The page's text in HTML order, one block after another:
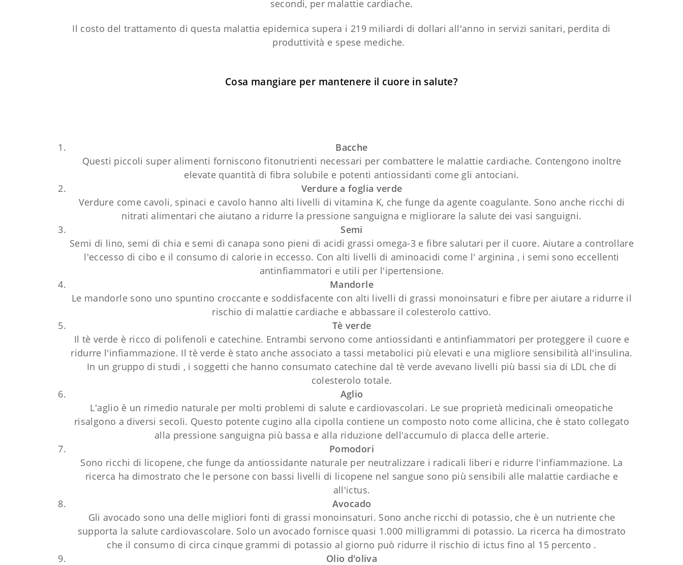
secondi, per malattie cardiache.
Il costo del trattamento di questa malattia epidemica supera i 219 miliardi di dollari all'anno in servizi sanitari, perdita di
produttività e spese mediche.
Cosa mangiare per mantenere il cuore in salute?
Bacche
Questi piccoli super alimenti forniscono fitonutrienti necessari per combattere le malattie cardiache. Contengono inoltre
elevate quantità di fibra solubile e potenti antiossidanti come gli antociani.
Verdure a foglia verde
Verdure come cavoli, spinaci e cavolo hanno alti livelli di vitamina K, che funge da agente coagulante. Sono anche ricchi di
nitrati alimentari che aiutano a ridurre la pressione sanguigna e migliorare la salute dei vasi sanguigni.
Semi
Semi di lino, semi di chia e semi di canapa sono pieni di acidi grassi omega-3 e fibre salutari per il cuore. Aiutare a controllare
l'eccesso di cibo e il consumo di calorie in eccesso. Con alti livelli di aminoacidi come l' arginina , i semi sono eccellenti
antinfiammatori e utili per l'ipertensione.
Mandorle
Le mandorle sono uno spuntino croccante e soddisfacente con alti livelli di grassi monoinsaturi e fibre per aiutare a ridurre il
rischio di malattie cardiache e abbassare il colesterolo cattivo.
Tè verde
Il tè verde è ricco di polifenoli e catechine. Entrambi servono come antiossidanti e antinfiammatori per proteggere il cuore e
ridurre l'infiammazione. Il tè verde è stato anche associato a tassi metabolici più elevati e una migliore sensibilità all'insulina.
In un gruppo di studi , i soggetti che hanno consumato catechine dal tè verde avevano livelli più bassi sia di LDL che di
colesterolo totale.
Aglio
L'aglio è un rimedio naturale per molti problemi di salute e cardiovascolari. Le sue proprietà medicinali omeopatiche
risalgono a diversi secoli. Questo potente cugino alla cipolla contiene un composto noto come allicina, che è stato collegato
alla pressione sanguigna più bassa e alla riduzione dell'accumulo di placca delle arterie.
Pomodori
Sono ricchi di licopene, che funge da antiossidante naturale per neutralizzare i radicali liberi e ridurre l'infiammazione. La
ricerca ha dimostrato che le persone con bassi livelli di licopene nel sangue sono più sensibili alle malattie cardiache e
all'ictus.
Avocado
Gli avocado sono una delle migliori fonti di grassi monoinsaturi. Sono anche ricchi di potassio, che è un nutriente che
supporta la salute cardiovascolare. Solo un avocado fornisce quasi 1.000 milligrammi di potassio. La ricerca ha dimostrato
che il consumo di circa cinque grammi di potassio al giorno può ridurre il rischio di ictus fino al 15 percento .
Olio d'oliva